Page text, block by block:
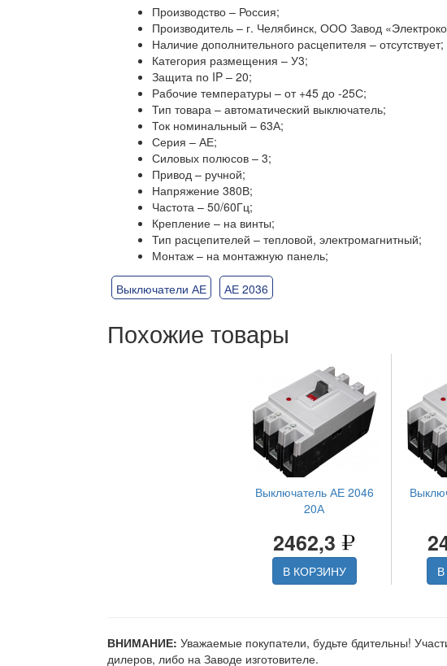
Производство – Россия;
Производитель – г. Челябинск, ООО Завод
Наличие дополнительного расцепителя – отсутствует;
Категория размещения – У3;
Защита по IP – 20;
Рабочие температуры – от +45 до -25С;
Тип товара – автоматический выключатель;
Ток номинальный – 63А;
Серия – АЕ;
Силовых полюсов – 3;
Привод – ручной;
Напряжение 380В;
Частота – 50/60Гц;
Крепление – на винты;
Тип расцепителей – тепловой, электромагнитный;
Монтаж – на монтажную панель;
Выключатели АЕ АЕ 2036
Похожие товары
Выключатель АЕ 2046
20А
2462,3
В КОРЗИНУ
ВНИМАНИЕ: Уважаемые покупатели, будьте бдительны!
дилеров, либо на Заводе изготовителе.